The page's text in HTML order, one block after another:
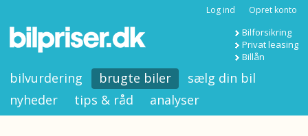
Log ind Opret konto
Bilforsikring
Privat leasing
Billån
bilvurdering brugte biler
sælg din bil
nyheder
tips & råd analyser